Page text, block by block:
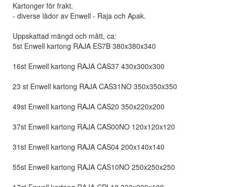
Kartonger för frakt.
- diverse lådor av Enwell - Raja och Apak.
Uppskattad mängd och mått, ca:
5st Enwell kartong RAJA ES7B 380x380x340
16st Enwell kartong RAJA CAS37 430x300x300
23 st Enwell kartong RAJA CAS31NO 350x350x350
49st Enwell kartong RAJA CAS20 350x220x200
37st Enwell kartong RAJA CAS00NO 120x120x120
31st Enwell kartong RAJA CAS04 200x140x140
55st Enwell kartong RAJA CAS10NO 250x250x250